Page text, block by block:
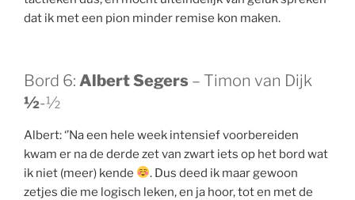
dat ik met een pion minder remise kon maken.
Bord 6: Albert Segers – Timon van Dijk
½-½
Albert: ‘’Na een hele week intensief voorbereiden
kwam er na de derde zet van zwart iets op het bord wat
ik niet (meer) kende
. Dus deed ik maar gewoon
zetjes die me logisch leken, en ja hoor, tot en met de